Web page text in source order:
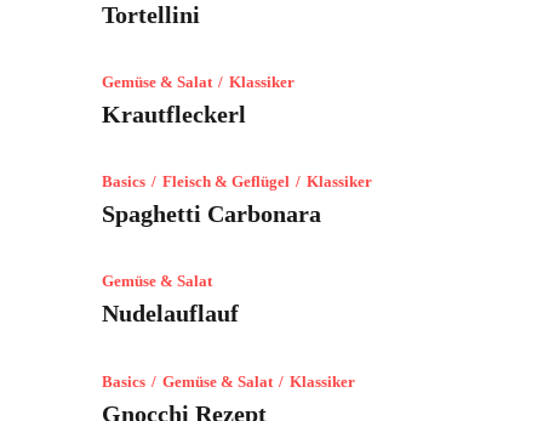
Tortellini
Gemüse & Salat Klassiker
Krautfleckerl
Basics Fleisch & Geflügel Klassiker
Spaghetti Carbonara
Gemüse & Salat
Nudelauflauf
Basics Gemüse & Salat Klassiker
Gnocchi Rezept